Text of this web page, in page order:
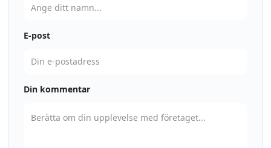
E-post
Din kommentar